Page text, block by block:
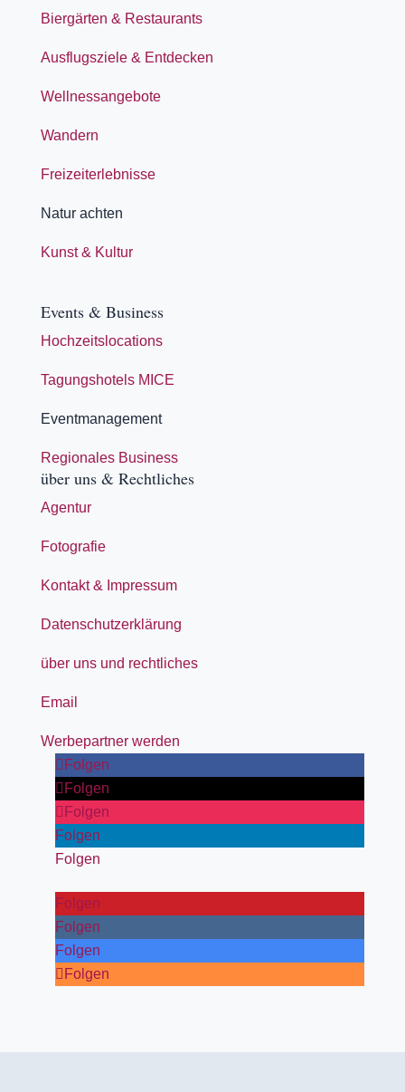
Biergärten & Restaurants
Ausflugsziele & Entdecken
Wellnessangebote
Wandern
Freizeiterlebnisse
Natur achten
Kunst & Kultur
Events & Business
Hochzeitslocations
Tagungshotels MICE
Eventmanagement
Regionales Business
über uns & Rechtliches
Agentur
Fotografie
Kontakt & Impressum
Datenschutzerklärung
über uns und rechtliches
Email
Werbepartner werden
Folgen
Folgen
Folgen
Folgen
Folgen
Folgen
Folgen
Folgen
Folgen